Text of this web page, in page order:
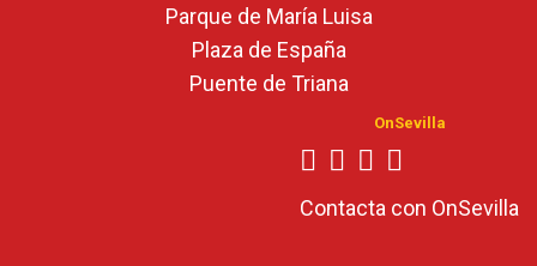
Parque de María Luisa
Plaza de España
Puente de Triana
OnSevilla
Contacta con OnSevilla